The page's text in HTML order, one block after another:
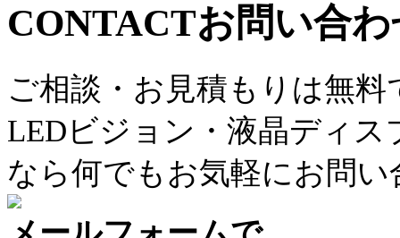
CONTACTお問い合
ご相談・お見積もりは無
LEDビジョン・液晶ディ
なら何でもお気軽にお問